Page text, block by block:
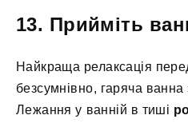
13. Прийміть
Найкраща релаксація
безсумнівно, гаряча
Лежання у ванній в тиші